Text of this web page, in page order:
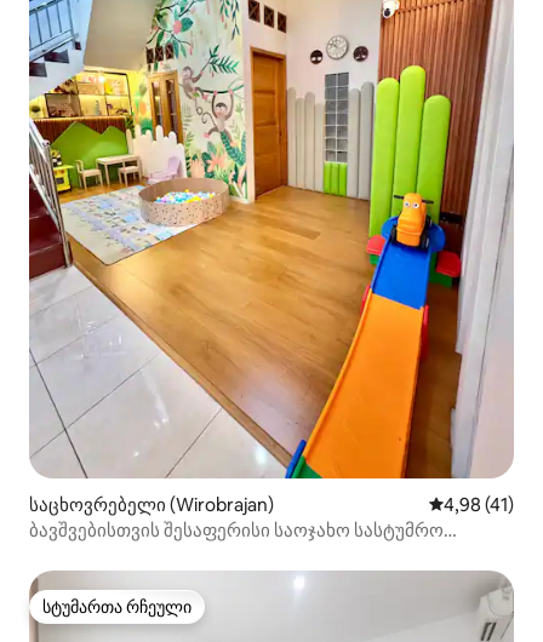
საცხოვრებელი (Wirobrajan) საშუალო
4,98 (41)
ბავშვებისთვის შესაფერისი საოჯახო სასტუმრო
სტუმართა რჩეული
სტუმართა რჩეული